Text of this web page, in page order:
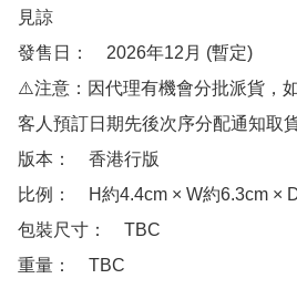
見諒
發售日：　2026年12月 (暫定)
⚠️注意：因代理有機會分批派貨，
客人預訂日期先後次序分配通知取
版本：　香港行版
比例：　H約4.4cm × W約6.3cm ×
包裝尺寸：　TBC
重量：　TBC